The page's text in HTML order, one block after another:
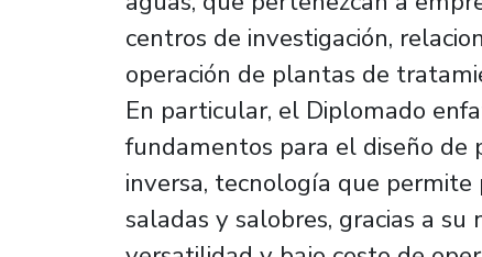
centros de investigación,
operación de plantas de
En particular, el Diplomado
fundamentos para el diseño de
inversa, tecnología que
saladas y salobres, gracias a